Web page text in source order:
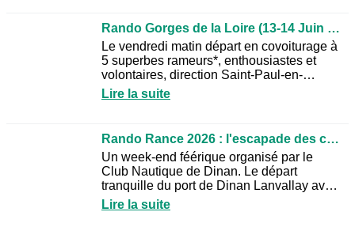
Rando Gorges de la Loire (13-14 Juin 2026)
Le vendredi matin départ en covoiturage à
5 superbes rameurs*, enthousiastes et
volontaires, direction Saint-Paul-en-
Cornillon, le club Aviron Stéphanois. Nos
3 autres compères...
Lire la suite
Rando Rance 2026 : l'escapade des corsaires (6 et 7 juin 2026)
Un week-end féérique organisé par le
Club Nautique de Dinan. Le départ
tranquille du port de Dinan Lanvallay avec
son plan d'eau bucolique ne présageait
pas de la magnificence...
Lire la suite